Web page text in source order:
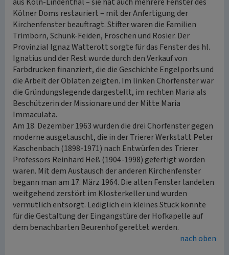
Kölner Doms restauriert – mit der Anfertigung der
Kirchenfenster beauftragt. Stifter waren die Familien
Trimborn, Schunk-Feiden, Fröschen und Rosier. Der
Provinzial Ignaz Watterott sorgte für das Fenster des hl.
Ignatius und der Rest wurde durch den Verkauf von
Farbdrucken finanziert, die die Geschichte Engelports und
die Arbeit der Oblaten zeigten. Im linken Chorfenster war
die Gründungslegende dargestellt, im rechten Maria als
Beschützerin der Missionare und der Mitte Maria
Immaculata.
Am 18. Dezember 1963 wurden die drei Chorfenster gegen
moderne ausgetauscht, die in der Trierer Werkstatt Peter
Kaschenbach (1898-1971) nach Entwürfen des Trierer
Professors Reinhard Heß (1904-1998) gefertigt worden
waren. Mit dem Austausch der anderen Kirchenfenster
begann man am 17. März 1964. Die alten Fenster landeten
weitgehend zerstört im Klosterkeller und wurden
vermutlich entsorgt. Lediglich ein kleines Stück konnte
für die Gestaltung der Eingangstüre der Hofkapelle auf
dem benachbarten Beurenhof gerettet werden.
nach oben